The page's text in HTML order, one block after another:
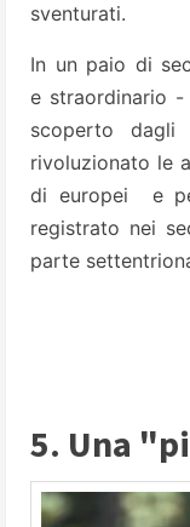
sventurati.
In un paio di
e straordinario
scoperto
rivoluzionato le
di europei e
registrato nei
parte
5. Una